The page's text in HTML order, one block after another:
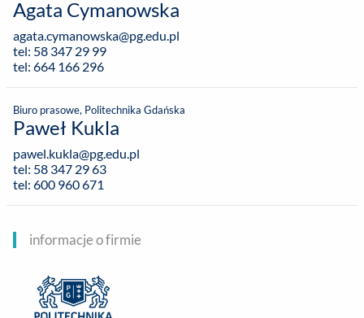
Agata Cymanowska
agata.cymanowska@pg.edu.pl
tel: 58 347 29 99
tel: 664 166 296
Biuro prasowe, Politechnika Gdańska
Paweł Kukla
pawel.kukla@pg.edu.pl
tel: 58 347 29 63
tel: 600 960 671
informacje o firmie